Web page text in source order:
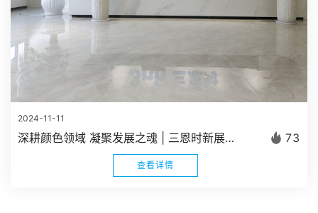
2024-11-11
深耕颜色领域 凝聚发展之魂 | 三恩时新展厅正式建成启用 73
查看详情